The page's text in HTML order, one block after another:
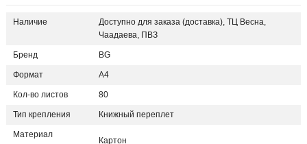
Наличие
Доступно для заказа (доставка), ТЦ Весна,
Чаадаева, ПВЗ
Бренд BG
Формат A4
Кол-во листов 80
Тип крепления Книжный переплет
Материал
Картон